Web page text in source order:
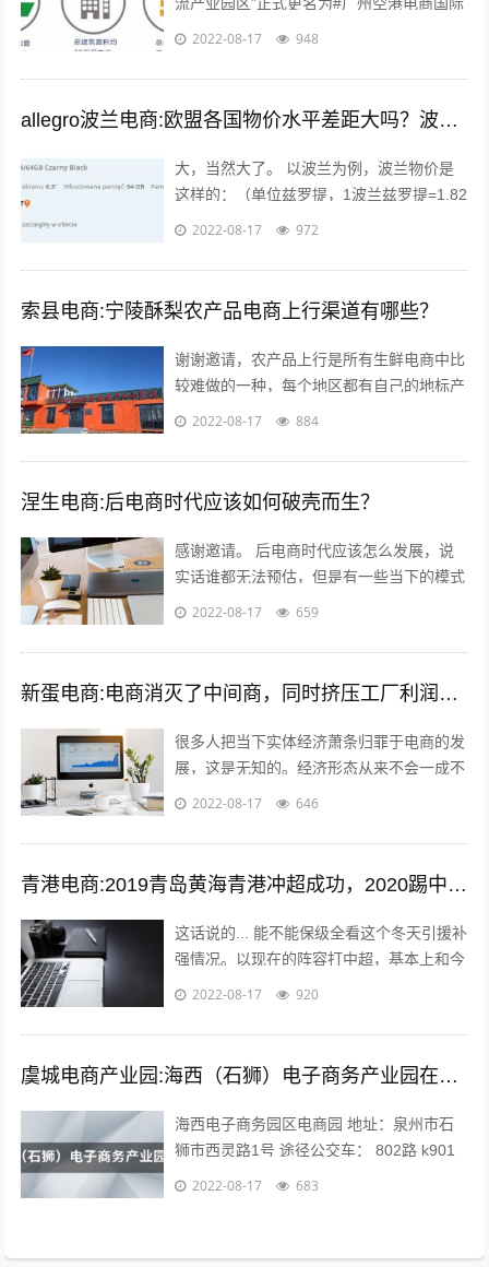
产业园#。园区名称变更通知 位于广州空港
2022-08-17 948
allegro波兰电商:欧盟各国物价水平差距大吗？波兰的物价水平又如何呢？
大，当然大了。 以波兰为例，波兰物价是
这样的：（单位兹罗提，1波兰兹罗提=1.82
人民币），本物价是按照波兰平均物价计算
2022-08-17 972
索县电商:宁陵酥梨农产品电商上行渠道有哪些？
谢谢邀请，农产品上行是所有生鲜电商中比
较难做的一种，每个地区都有自己的地标产
品，根据产品的特点，进行品牌建设，营
和...
2022-08-17 884
涅生电商:后电商时代应该如何破壳而生？
感谢邀请。 后电商时代应该怎么发展，说
实话谁都无法预估，但是有一些当下的模式
可以借鉴，毕竟未来新的发展核心思维是没
2022-08-17 659
新蛋电商:电商消灭了中间商，同时挤压工厂利润，廉价的商品带来的是大量的失业和低收入人口，怎么办？
很多人把当下实体经济萧条归罪于电商的发
展，这是无知的。经济形态从来不会一成不
变，从男耕女织到蒸汽机，人类经历了上千
2022-08-17 646
青港电商:2019青岛黄海青港冲超成功，2020踢中超青岛会保级吗？
这话说的... 能不能保级全看这个冬天引援补
强情况。以现在的阵容打中超，基本上和今
年人和一个下场。 现在问题是，队内有经
2022-08-17 920
虞城电商产业园:海西（石狮）电子商务产业园在哪？
海西电子商务园区电商园 地址：泉州市石
狮市西灵路1号 途径公交车： 802路 k901
路 k902路到石狮服装城南区公交站下车向
2022-08-17 683